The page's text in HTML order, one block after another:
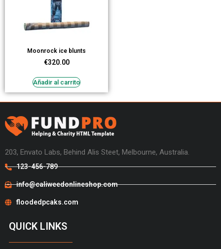
Moonrock ice blunts
€320.00
Añadir al carrito
203, Envato Labs, Behind Alis Steet, Melbourne, Australia.
123-456-789
info@caliweedonlineshop.com
floodedpcaks.com
QUICK LINKS